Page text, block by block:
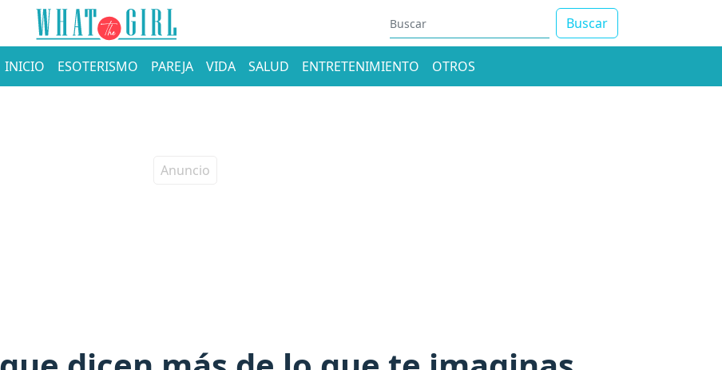
Buscar
INICIO ESOTERISMO PAREJA VIDA SALUD ENTRETENIMIENTO OTROS